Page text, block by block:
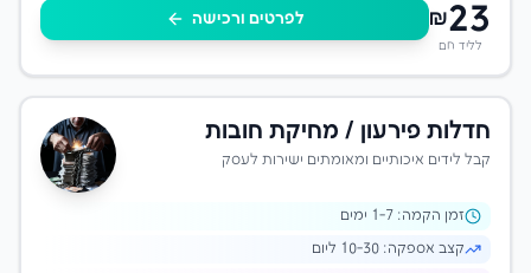
₪23
לליד חם
לפרטים ורכישה
חדלות פירעון / מחיקת חובות
קבל לידים איכותיים ומאומתים ישירות לעסק
זמן הקמה: 1 -7 ימים
קצב אספקה: 10-30 ליום